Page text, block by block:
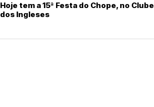
Hoje tem a 15ª Festa do Chope, no Clube
dos Ingleses